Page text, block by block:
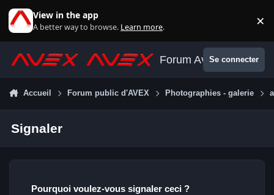
View in the app
A better way to browse. Learn more. ×
Forum AvexSe connecter
Accueil Forum public d'AVEX Photographies - galerie
Signaler
Pourquoi voulez-vous signaler ceci ?